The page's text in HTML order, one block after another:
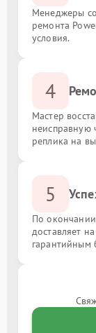
Менеджеры
ремонта
условия.
4
Мастер
неисправную
реплика на
5
По
доставляет
гарантийным